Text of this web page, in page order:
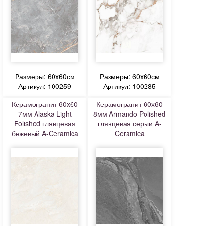
Размеры: 60x60см
Артикул: 100259
Размеры: 60x60см
Артикул: 100285
Керамогранит 60x60
7мм Alaska Light
Polished глянцевая
бежевый A-Ceramica
Керамогранит 60x60
8мм Armando Polished
глянцевая серый A-
Ceramica